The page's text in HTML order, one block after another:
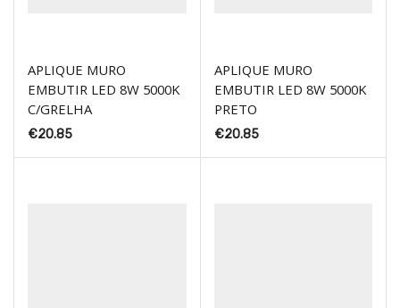
APLIQUE MURO
EMBUTIR LED 8W 5000K
C/GRELHA
€20.85
APLIQUE MURO
EMBUTIR LED 8W 5000K
PRETO
€20.85